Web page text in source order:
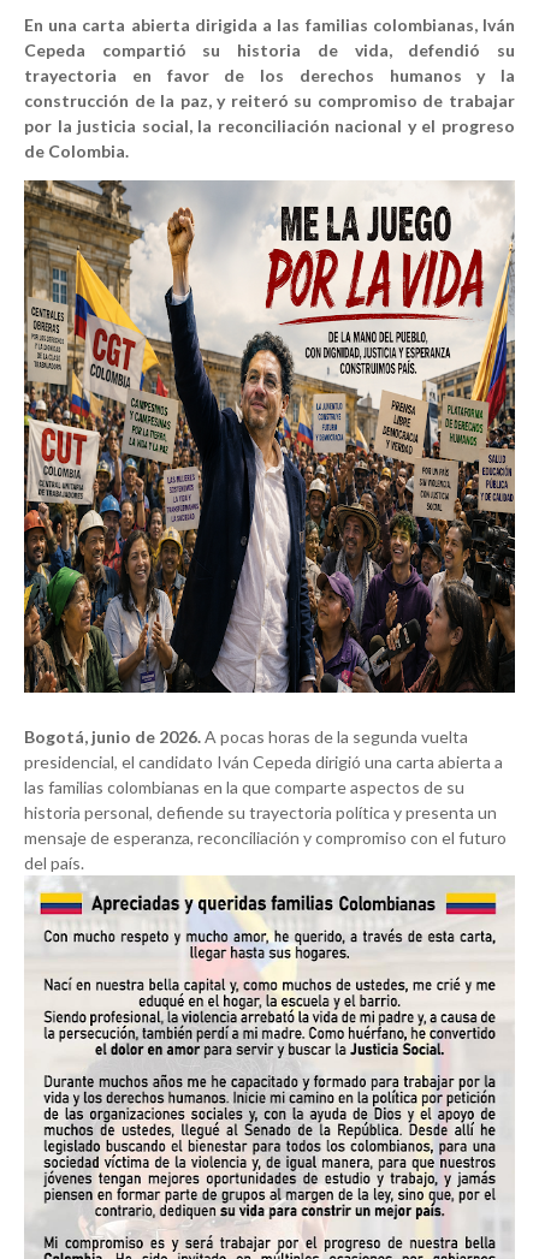
En una carta abierta dirigida a las familias colombianas, Iván
Cepeda compartió su historia de vida, defendió su
trayectoria en favor de los derechos humanos y la
construcción de la paz, y reiteró su compromiso de trabajar
por la justicia social, la reconciliación nacional y el progreso
de Colombia.
Bogotá, junio de 2026.A pocas horas de la segunda vuelta
presidencial, el candidato Iván Cepeda dirigió una carta abierta a
las familias colombianas en la que comparte aspectos de su
historia personal, defiende su trayectoria política y presenta un
mensaje de esperanza, reconciliación y compromiso con el futuro
del país.